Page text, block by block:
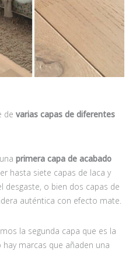
de varias capas de diferentes
primera capa de acabado
hasta siete capas de laca y
desgaste, o bien dos capas de
auténtica con efecto mate.
la segunda capa que es la
marcas que añaden una